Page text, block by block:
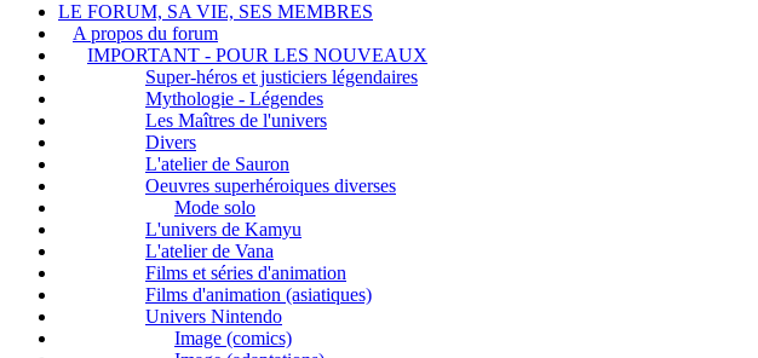
LE FORUM, SA VIE, SES MEMBRES
A propos du forum
IMPORTANT - POUR LES NOUVEAUX
Super-héros et justiciers légendaires
Mythologie - Légendes
Les Maîtres de l'univers
Divers
L'atelier de Sauron
Oeuvres superhéroiques diverses
Mode solo
L'univers de Kamyu
L'atelier de Vana
Films et séries d'animation
Films d'animation (asiatiques)
Univers Nintendo
Image (comics)